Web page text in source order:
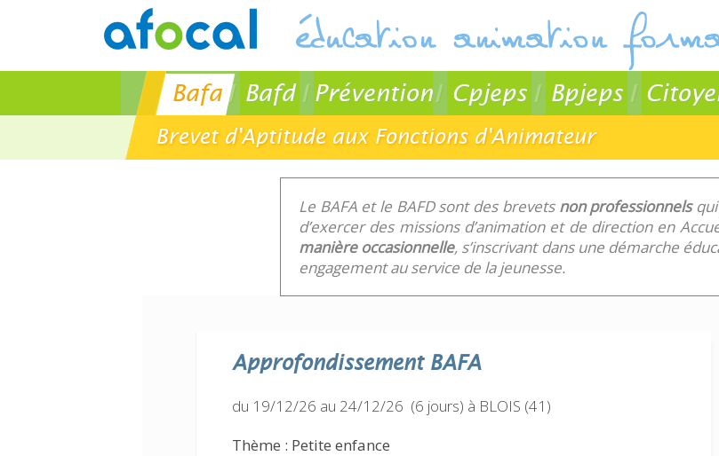
Bafa Bafd Prévention Cpjeps Bpjeps
Brevet d'Aptitude aux Fonctions d'Animateur
Le BAFA et le BAFD sont des brevets non professionnelsqui
d’exercer des missions d’animation et de direction en
manière occasionnelle, s’inscrivant dans une démarche
engagement au service de la jeunesse.
ApprofondissementBAFA
du 19/12/26 au 24/12/26 (6 jours) à BLOIS (41)
Thème : Petite enfance